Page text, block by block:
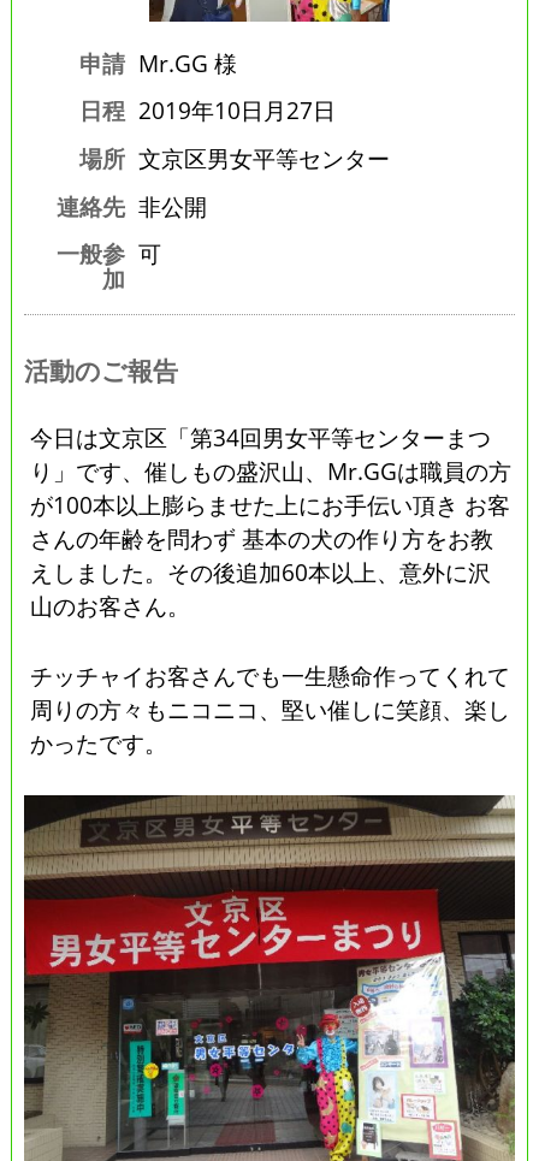
申請 Mr.GG 様
日程 2019年10日月27日
場所 文京区男女平等センター
連絡先 非公開
一般参
加
可
活動のご報告
今日は文京区「第34回男女平等センターまつ
り」です、催しもの盛沢山、Mr.GGは職員の方
が100本以上膨らませた上にお手伝い頂き お客
さんの年齢を問わず 基本の犬の作り方をお教
えしました。その後追加60本以上、意外に沢
山のお客さん。
チッチャイお客さんでも一生懸命作ってくれて
周りの方々もニコニコ、堅い催しに笑顔、楽し
かったです。